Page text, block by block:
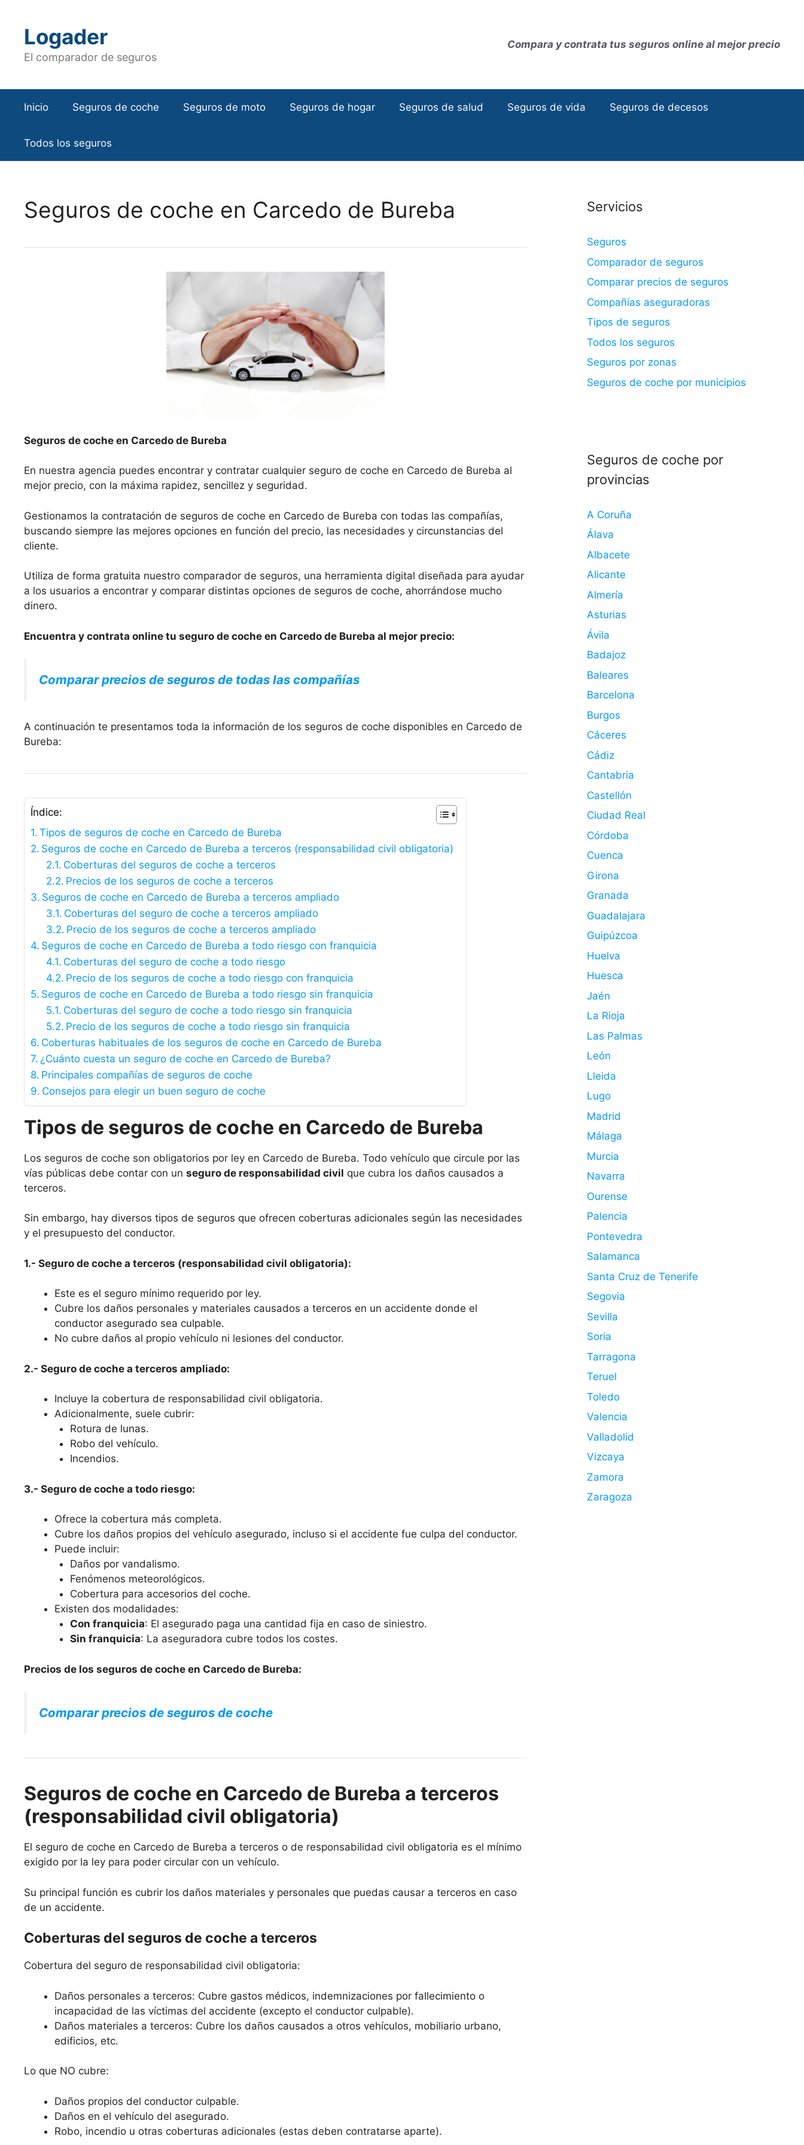
contenidoLogader
El comparador de seguros
Compara y contrata tus seguros online al mejor precio
Inicio Seguros de coche Seguros de moto Seguros de hogar Seguros de salud Seguros de vida Seguros de decesos
Todos los seguros
Seguros de coche en Carcedo de Bureba
Seguros de coche en Carcedo de Bureba
En nuestra agencia puedes encontrar y contratar cualquier seguro de coche en Carcedo de Bureba al
mejor precio, con la máxima rapidez, sencillez y seguridad.
Gestionamos la contratación de seguros de coche en Carcedo de Bureba con todas las compañías,
buscando siempre las mejores opciones en función del precio, las necesidades y circunstancias del
cliente.
Utiliza de forma gratuita nuestro comparador de seguros, una herramienta digital diseñada para ayudar
a los usuarios a encontrar y comparar distintas opciones de seguros de coche, ahorrándose mucho
dinero.
Encuentra y contrata online tu seguro de coche en Carcedo de Bureba al mejor precio:
Comparar precios de seguros de todas las compañías
A continuación te presentamos toda la información de los seguros de coche disponibles en Carcedo de
Bureba:
Índice:
Tipos de seguros de coche en Carcedo de Bureba
Seguros de coche en Carcedo de Bureba a terceros (responsabilidad civil obligatoria)
Coberturas del seguros de coche a terceros
Precios de los seguros de coche a terceros
Seguros de coche en Carcedo de Bureba a terceros ampliado
Coberturas del seguro de coche a terceros ampliado
Precio de los seguros de coche a terceros ampliado
Seguros de coche en Carcedo de Bureba a todo riesgo con franquicia
Coberturas del seguro de coche a todo riesgo
Precio de los seguros de coche a todo riesgo con franquicia
Seguros de coche en Carcedo de Bureba a todo riesgo sin franquicia
Coberturas del seguro de coche a todo riesgo sin franquicia
Precio de los seguros de coche a todo riesgo sin franquicia
Coberturas habituales de los seguros de coche en Carcedo de Bureba
¿Cuánto cuesta un seguro de coche en Carcedo de Bureba?
Principales compañías de seguros de coche
Consejos para elegir un buen seguro de coche
Tipos de seguros de coche en Carcedo de Bureba
Los seguros de coche son obligatorios por ley en Carcedo de Bureba. Todo vehículo que circule por las
vías públicas debe contar con un seguro de responsabilidad civil que cubra los daños causados a
terceros.
Sin embargo, hay diversos tipos de seguros que ofrecen coberturas adicionales según las necesidades
y el presupuesto del conductor.
1.- Seguro de coche a terceros (responsabilidad civil obligatoria):
Este es el seguro mínimo requerido por ley.
Cubre los daños personales y materiales causados a terceros en un accidente donde el
conductor asegurado sea culpable.
No cubre daños al propio vehículo ni lesiones del conductor.
2.- Seguro de coche a terceros ampliado:
Incluye la cobertura de responsabilidad civil obligatoria.
Adicionalmente, suele cubrir:
Rotura de lunas.
Robo del vehículo.
Incendios.
3.- Seguro de coche a todo riesgo:
Ofrece la cobertura más completa.
Cubre los daños propios del vehículo asegurado, incluso si el accidente fue culpa del conductor.
Puede incluir:
Daños por vandalismo.
Fenómenos meteorológicos.
Cobertura para accesorios del coche.
Existen dos modalidades:
Con franquicia: El asegurado paga una cantidad fija en caso de siniestro.
Sin franquicia: La aseguradora cubre todos los costes.
Precios de los seguros de coche en Carcedo de Bureba:
Comparar precios de seguros de coche
Seguros de coche en Carcedo de Bureba a terceros
(responsabilidad civil obligatoria)
El seguro de coche en Carcedo de Bureba a terceros o de responsabilidad civil obligatoria es el mínimo
exigido por la ley para poder circular con un vehículo.
Su principal función es cubrir los daños materiales y personales que puedas causar a terceros en caso
de un accidente.
Coberturas del seguros de coche a terceros
Cobertura del seguro de responsabilidad civil obligatoria:
Daños personales a terceros: Cubre gastos médicos, indemnizaciones por fallecimiento o
incapacidad de las víctimas del accidente (excepto el conductor culpable).
Daños materiales a terceros: Cubre los daños causados a otros vehículos, mobiliario urbano,
edificios, etc.
Lo que NO cubre:
Daños propios del conductor culpable.
Daños en el vehículo del asegurado.
Robo, incendio u otras coberturas adicionales (estas deben contratarse aparte).
Servicios
Seguros
Comparador de seguros
Comparar precios de seguros
Compañías aseguradoras
Tipos de seguros
Todos los seguros
Seguros por zonas
Seguros de coche por municipios
Seguros de coche por
provincias
A Coruña
Álava
Albacete
Alicante
Almería
Asturias
Ávila
Badajoz
Baleares
Barcelona
Burgos
Cáceres
Cádiz
Cantabria
Castellón
Ciudad Real
Córdoba
Cuenca
Girona
Granada
Guadalajara
Guipúzcoa
Huelva
Huesca
Jaén
La Rioja
Las Palmas
León
Lleida
Lugo
Madrid
Málaga
Murcia
Navarra
Ourense
Palencia
Pontevedra
Salamanca
Santa Cruz de Tenerife
Segovia
Sevilla
Soria
Tarragona
Teruel
Toledo
Valencia
Valladolid
Vizcaya
Zamora
Zaragoza